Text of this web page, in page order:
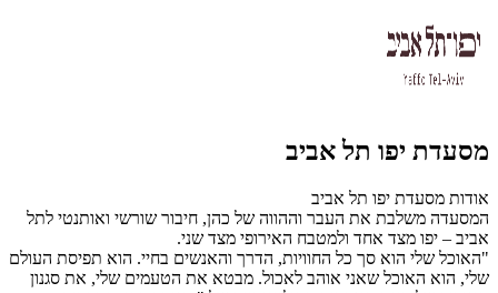
מסעדת יפו תל אביב
אודות מסעדת יפו תל אביב
המסעדה משלבת את העבר וההווה של כהן, חיבור שורשי ואותנטי לתל
אביב – יפו מצד אחד ולמטבח האירופי מצד שני.
"האוכל שלי הוא סך כל החוויות, הדרך והאנשים בחיי. הוא תפיסת העולם
שלי, הוא האוכל שאני אוהב לאכול. מבטא את הטעמים שלי, את סגנון